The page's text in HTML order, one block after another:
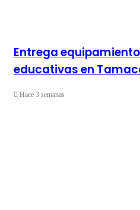
Entrega
educativas en
Hace 3 semanas